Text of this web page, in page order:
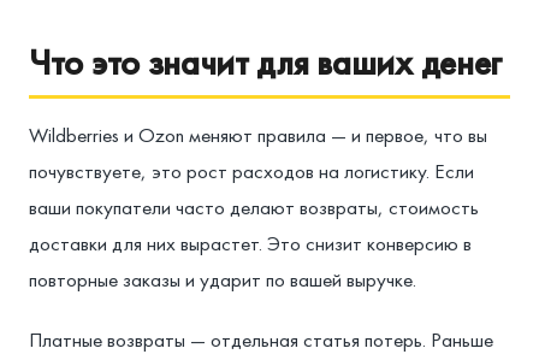
Что это значит для ваших денег
Wildberries и Ozon меняют правила — и первое, что вы
почувствуете, это рост расходов на логистику. Если
ваши покупатели часто делают возвраты, стоимость
доставки для них вырастет. Это снизит конверсию в
повторные заказы и ударит по вашей выручке.
Платные возвраты — отдельная статья потерь. Раньше